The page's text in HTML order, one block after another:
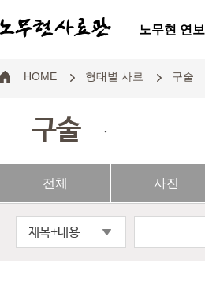
노무현 연보
HOME 형태별 사료 구술
구술 .
전체 사진
제목+내용